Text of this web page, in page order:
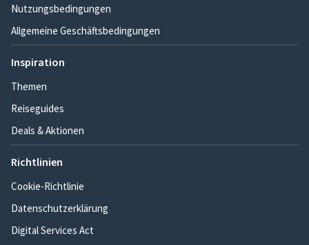
Nutzungsbedingungen
Allgemeine Geschäftsbedingungen
Inspiration
Themen
Reiseguides
Deals & Aktionen
Richtlinien
Cookie-Richtlinie
Datenschutzerklärung
Digital Services Act